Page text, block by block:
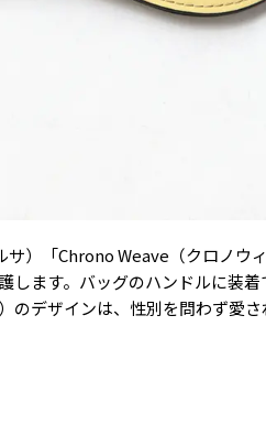
）「Chrono Weave（クロノウ
ます。バッグのハンドルに装
デザインは、性別を問わず愛